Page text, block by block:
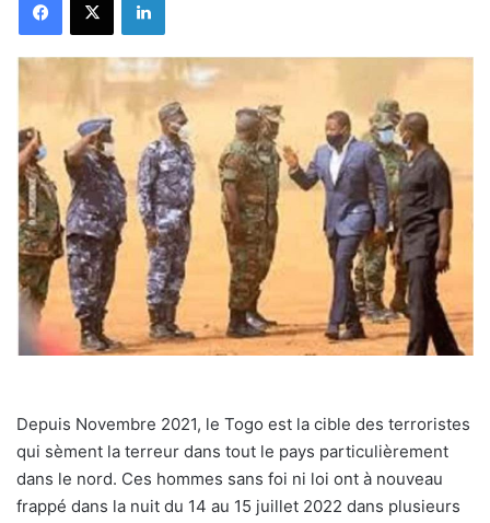
Depuis Novembre 2021, le Togo est la cible des terroristes
qui sèment la terreur dans tout le pays particulièrement
dans le nord. Ces hommes sans foi ni loi ont à nouveau
frappé dans la nuit du 14 au 15 juillet 2022 dans plusieurs